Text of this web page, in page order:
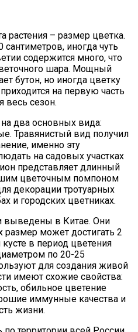
растения – размер цветка.
иногда чуть
содержится много, что
шара. Мощный
бутон, но иногда цветку
на первую часть
весь сезон.
два основных вида:
Травянистый вид получил
именно эту
на садовых участках
представляет длинный
цветочным помпоном
декорации тротуарных
и городских цветниках.
в Китае. Они
размер может достигать 2
в период цветения
по 20-25
для создания живой
имеют схожие свойства:
обильное цветение
иммунные качества и
жизни.